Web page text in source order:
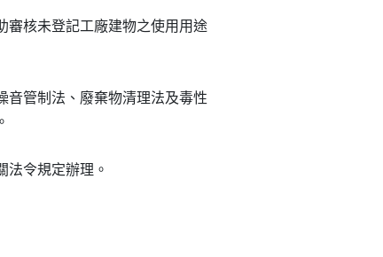
助審核未登記工廠建物之使用用途
噪音管制法、廢棄物清理法及毒性
關法令規定辦理。